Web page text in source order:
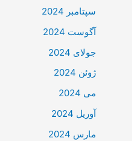
سپتامبر 2024
آگوست 2024
جولای 2024
ژوئن 2024
می 2024
آوریل 2024
مارس 2024